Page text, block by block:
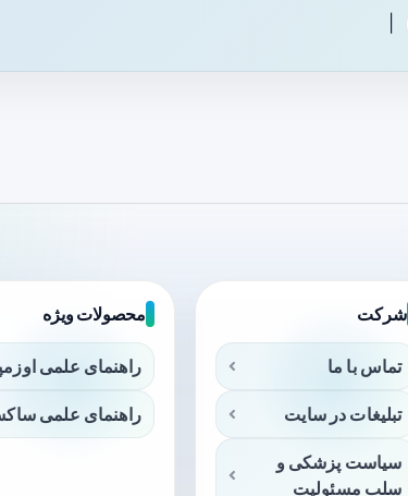
شرکت
تماس با ما
تبلیغات در سایت
سیاست پزشکی و
سلب مسئولیت
محصولات ویژه
راهنمای علمی
راهنمای علمی